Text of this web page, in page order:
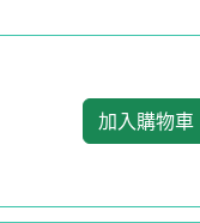
加入購物車